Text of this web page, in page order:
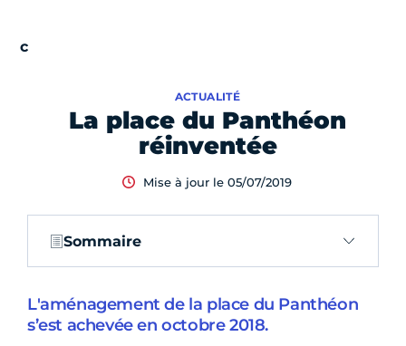
La place du Panthéon
réinventée
ACTUALITÉ
Mise à jour le 05/07/2019
Sommaire
L'aménagement de la place du Panthéon
s’est achevée en octobre 2018.